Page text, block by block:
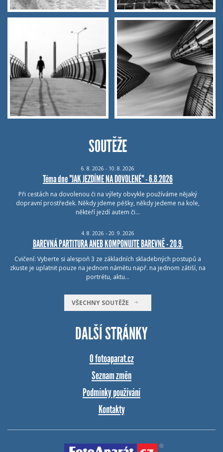
SOUTĚŽE
6. 8. 2026 - 10. 8. 2026
Téma dne "JAK JEZDÍME NA DOVOLENÉ" - 6.8.2026
Při cestách na dovolenou či na výlety obvykle používáme nějaký
dopravní prostředek. Někdy jdeme pěšky, někdy jedeme na kole,
někteří jezdí autem či…
4. 8. 2026 - 20. 9. 2026
BAREVNÁ PARTITURA ANEB KOMPONUJTE BAREVNĚ - 20.9.
Cvičení: Vyberte si alespoň 3 ze základních skladebných postupů a
zkuste je uplatnit pouze na jednom námětu např. na jednom zátiší, na
portrétu, aktu…
VŠECHNY SOUTĚŽE
DALŠÍ STRÁNKY
O fotoaparat.cz
Seznam změn
Podmínky používání
Kontakty